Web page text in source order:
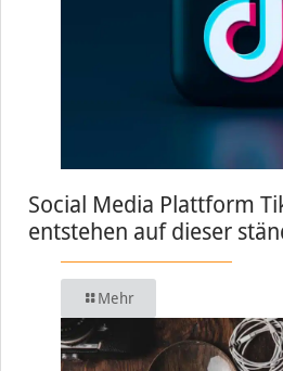
Social Media Plattform
entstehen auf dieser
Mehr